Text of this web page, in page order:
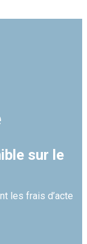
sur le
les frais d’acte